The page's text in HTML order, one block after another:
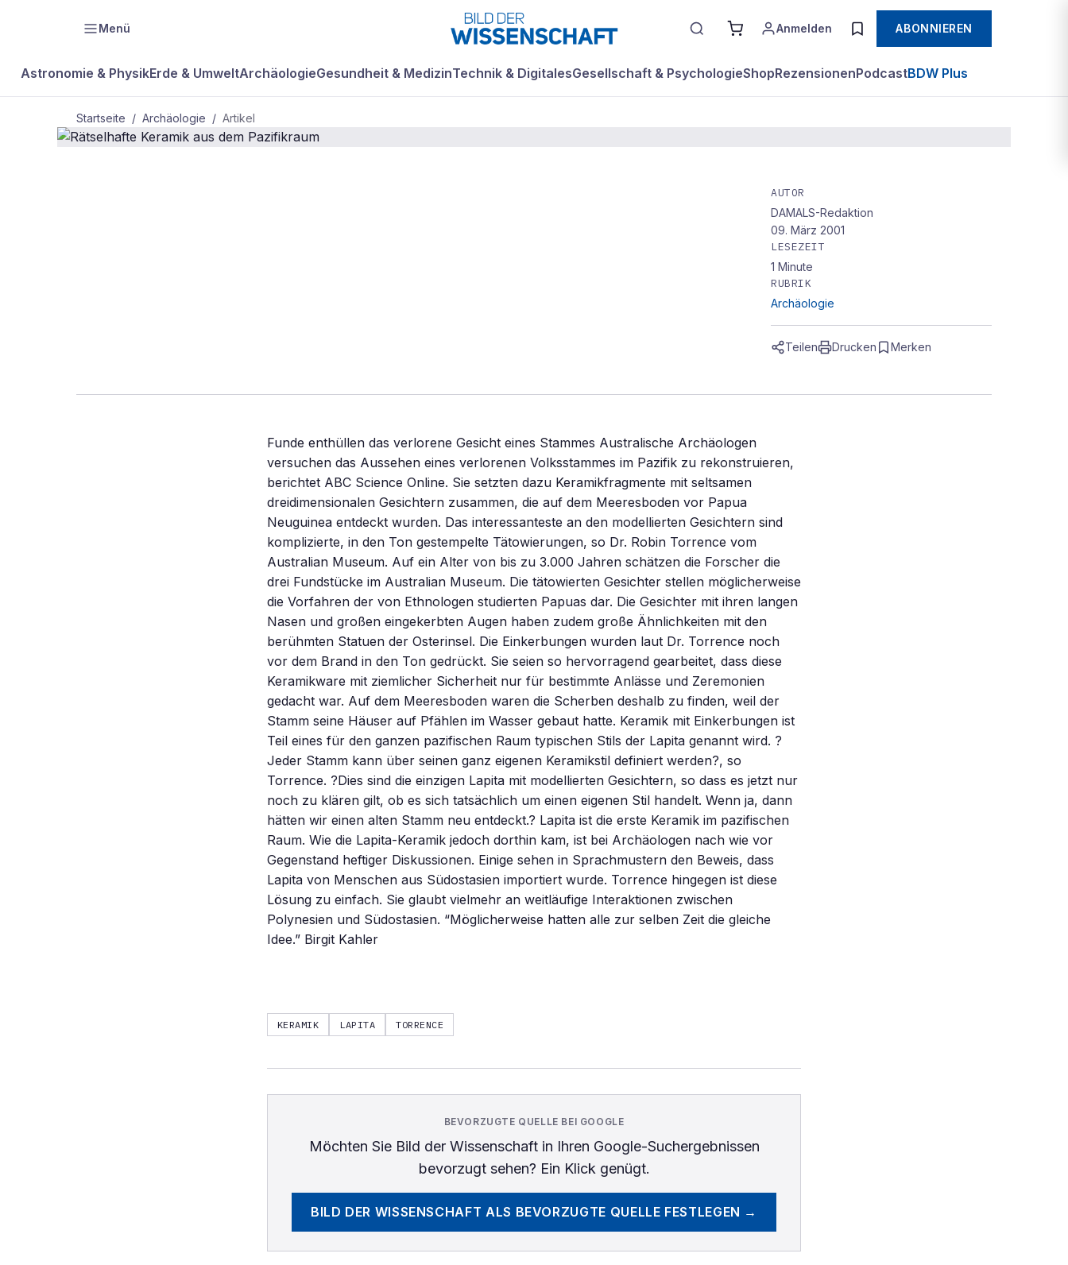
Menü Anmelden ABONNIEREN
Astronomie & PhysikErde & UmweltArchäologieGesundheit & MedizinTechnik & DigitalesGesellschaft & PsychologieShopRezensionenPodcastBDW Plus
Startseite / Archäologie / Artikel
AUTOR
DAMALS-Redaktion
09. März 2001
LESEZEIT
1 Minute
RUBRIK
Archäologie
Teilen Drucken Merken
Funde enthüllen das verlorene Gesicht eines Stammes Australische Archäologen
versuchen das Aussehen eines verlorenen Volksstammes im Pazifik zu rekonstruieren,
berichtet ABC Science Online. Sie setzten dazu Keramikfragmente mit seltsamen
dreidimensionalen Gesichtern zusammen, die auf dem Meeresboden vor Papua
Neuguinea entdeckt wurden. Das interessanteste an den modellierten Gesichtern sind
komplizierte, in den Ton gestempelte Tätowierungen, so Dr. Robin Torrence vom
Australian Museum. Auf ein Alter von bis zu 3.000 Jahren schätzen die Forscher die
drei Fundstücke im Australian Museum. Die tätowierten Gesichter stellen möglicherweise
die Vorfahren der von Ethnologen studierten Papuas dar. Die Gesichter mit ihren langen
Nasen und großen eingekerbten Augen haben zudem große Ähnlichkeiten mit den
berühmten Statuen der Osterinsel. Die Einkerbungen wurden laut Dr. Torrence noch
vor dem Brand in den Ton gedrückt. Sie seien so hervorragend gearbeitet, dass diese
Keramikware mit ziemlicher Sicherheit nur für bestimmte Anlässe und Zeremonien
gedacht war. Auf dem Meeresboden waren die Scherben deshalb zu finden, weil der
Stamm seine Häuser auf Pfählen im Wasser gebaut hatte. Keramik mit Einkerbungen ist
Teil eines für den ganzen pazifischen Raum typischen Stils der Lapita genannt wird. ?
Jeder Stamm kann über seinen ganz eigenen Keramikstil definiert werden?, so
Torrence. ?Dies sind die einzigen Lapita mit modellierten Gesichtern, so dass es jetzt nur
noch zu klären gilt, ob es sich tatsächlich um einen eigenen Stil handelt. Wenn ja, dann
hätten wir einen alten Stamm neu entdeckt.? Lapita ist die erste Keramik im pazifischen
Raum. Wie die Lapita-Keramik jedoch dorthin kam, ist bei Archäologen nach wie vor
Gegenstand heftiger Diskussionen. Einige sehen in Sprachmustern den Beweis, dass
Lapita von Menschen aus Südostasien importiert wurde. Torrence hingegen ist diese
Lösung zu einfach. Sie glaubt vielmehr an weitläufige Interaktionen zwischen
Polynesien und Südostasien. “Möglicherweise hatten alle zur selben Zeit die gleiche
Idee.” Birgit Kahler
KERAMIK LAPITA TORRENCE
BEVORZUGTE QUELLE BEI GOOGLE
Möchten Sie Bild der Wissenschaftin Ihren Google-Suchergebnissen
bevorzugt sehen? Ein Klick genügt.
BILD DER WISSENSCHAFT ALS BEVORZUGTE QUELLE FESTLEGEN →